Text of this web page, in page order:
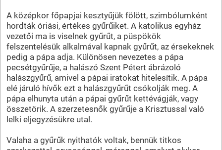
A középkor főpapjai kesztyűjük fölött, szimbólumként
hordták óriási, értékes gyűrűiket. A katolikus egyház
vezetői ma is viselnek gyűrűt, a püspökök
felszentelésük alkalmával kapnak gyűrűt, az érsekeknek
pedig a pápa adja. Különösen nevezetes a pápa
pecsétgyűrűje, a halászó Szent Pétert ábrázoló
halászgyűrű, amivel a pápai iratokat hitelesítik. A pápa
elé járuló hívők ezt a halászgyűrűt csókolják meg. A
pápa elhunyta után a pápai gyűrűt kettévágják, vagy
összetörik. A szerzetesnők gyűrűje a Krisztussal való
lelki eljegyzésükre utal.
Valaha a gyűrűk nyithatók voltak, bennük titkos